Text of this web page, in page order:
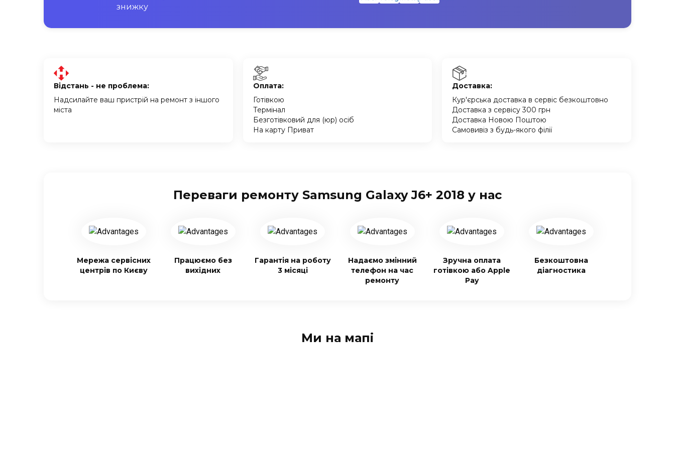
знижку
Відстань - не проблема:
Надсилайте ваш пристрій на ремонт з іншого
міста
Оплата:
Готівкою
Термінал
Безготівковий для (юр) осіб
На карту Приват
Доставка:
Кур'єрська доставка в сервіс безкоштовно
Доставка з сервісу 300 грн
Доставка Новою Поштою
Самовивіз з будь-якого філії
Переваги ремонту Samsung Galaxy J6+ 2018 у нас
Мережа сервісних
центрів по Києву
Працюємо без
вихідних
Гарантія на роботу
3 місяці
Надаємо змінний
телефон на час
ремонту
Зручна оплата
готівкою або Apple
Pay
Безкоштовна
діагностика
Ми на мапі